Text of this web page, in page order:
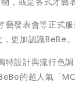
發表會等正式
更加認識BeBe。
特設計與流行色
的超人氣「